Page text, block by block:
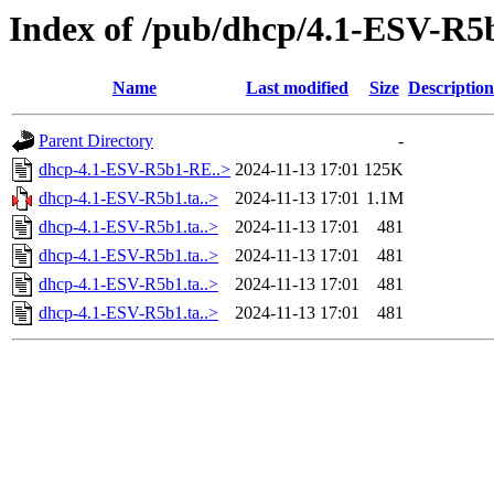
Index of /pub/dhcp/4.1-ESV-
Name Last modified Size Description
Parent Directory
-
dhcp-4.1-ESV-R5b1-RE..> 2024-11-13 17:01 125K
dhcp-4.1-ESV-R5b1.ta..>
2024-11-13 17:01 1.1M
dhcp-4.1-ESV-R5b1.ta..>
2024-11-13 17:01
481
dhcp-4.1-ESV-R5b1.ta..>
2024-11-13 17:01
481
dhcp-4.1-ESV-R5b1.ta..>
2024-11-13 17:01
481
dhcp-4.1-ESV-R5b1.ta..>
2024-11-13 17:01 481